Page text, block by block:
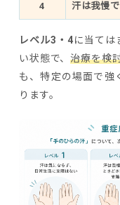
4 汗は我慢
レベル3・4に当ては
い状態で、治療を検
も、特定の場面で強
ります。